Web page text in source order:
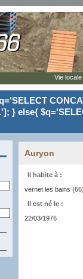
} else{
Auryon
Il habite à :
vernet les bains
Il est né le :
22/03/1976
Vie